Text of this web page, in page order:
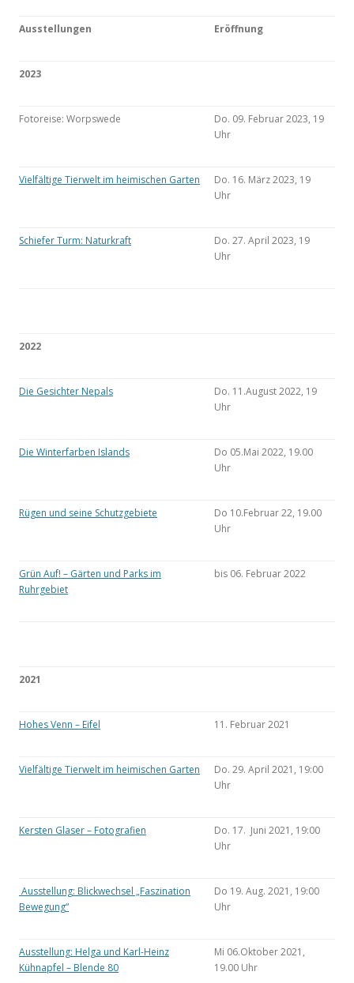
Ausstellungen Eröffnung
2023
Fotoreise: Worpswede
Do. 09. Februar 2023, 19
Uhr
Vielfältige Tierwelt im heimischen Garten
Do. 16. März 2023, 19
Uhr
Schiefer Turm: Naturkraft
Do. 27. April 2023, 19
Uhr
2022
Die Gesichter Nepals
Do. 11.August 2022, 19
Uhr
Die Winterfarben Islands
Do 05.Mai 2022, 19.00
Uhr
Rügen und seine Schutzgebiete
Do 10.Februar 22, 19.00
Uhr
Grün Auf! – Gärten und Parks im
Ruhrgebiet
bis 06. Februar 2022
2021
Hohes Venn – Eifel 11. Februar 2021
Vielfältige Tierwelt im heimischen Garten
Do. 29. April 2021, 19:00
Uhr
Kersten Glaser – Fotografien
Do. 17. Juni 2021, 19:00
Uhr
Ausstellung: Blickwechsel „Faszination
Bewegung“
Do 19. Aug. 2021, 19:00
Uhr
Ausstellung: Helga und Karl-Heinz
Kühnapfel – Blende 80
Mi 06.Oktober 2021,
19.00 Uhr